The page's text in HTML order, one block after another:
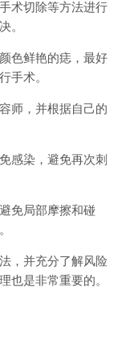
术切除等方法进行
。
色鲜艳的痣，最好
手术。
师，并根据自己的
感染，避免再次刺
免局部摩擦和碰
，并充分了解风险
也是非常重要的。